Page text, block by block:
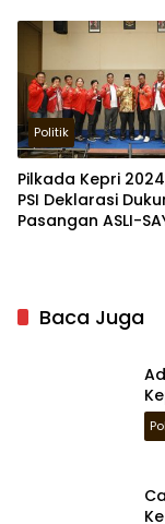
Politik
Pilkada Kepri
PSI Deklarasi
Pasangan ASLI-
Baca Juga